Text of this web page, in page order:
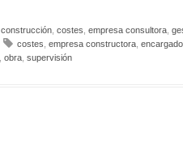
construcción, costes empresa consultora,
costes empresa constructora,
obra, supervisión